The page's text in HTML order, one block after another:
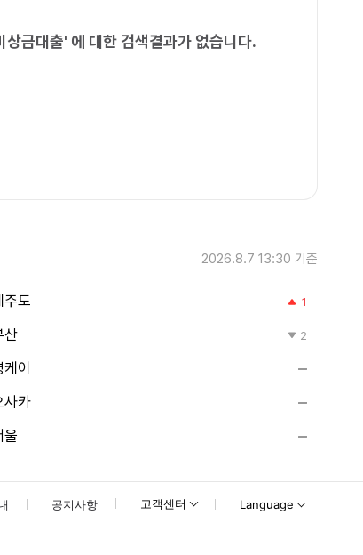
상금대출' 에 대한 검색결과가 없습니다.
2026.8.7 13:30 기준
주도 1
산 2
케이
사카
울
공지사항 고객센터 Language